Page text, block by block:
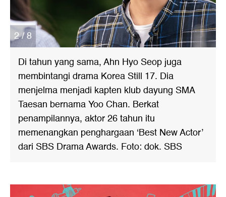
2 / 8
Di tahun yang sama, Ahn Hyo Seop juga
membintangi drama Korea Still 17. Dia
menjelma menjadi kapten klub dayung SMA
Taesan bernama Yoo Chan. Berkat
penampilannya, aktor 26 tahun itu
memenangkan penghargaan ‘Best New Actor’
dari SBS Drama Awards. Foto: dok. SBS